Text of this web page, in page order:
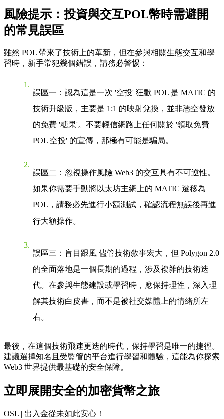
風險提示：投資與交互POL幣時需避開
的常見誤區
雖然 POL 帶來了技術上的革新，但在參與相關生態交互和學
習時，新手常犯幾個錯誤，請務必警惕：
誤區一：認為這是一次 '空投' 狂歡 POL 是 MATIC 的
技術升級版，主要是 1:1 的映射兌換，並非憑空發放
的免費 '糖果'。不要輕信網路上任何關於 '領取免費
POL 空投' 的宣傳，那極有可能是騙局。
誤區二：忽視操作風險 Web3 的交互具有不可逆性。
如果你需要手動將以太坊主網上的 MATIC 遷移為
POL，請務必先進行小額測試，確認流程無誤後再進
行大額操作。
誤區三：盲目跟風 儘管技術敘事宏大，但 Polygon 2.0
的全面落地是一個長期的過程，涉及複雜的技術迭
代。在參與生態建設或學習時，應保持理性，深入理
解其技術白皮書，而不是被社交媒體上的情緒所左
右。
最後，在這個技術飛速更迭的時代，保持學習是唯一的捷徑。
建議選擇知名且受監管的平台進行學習和體驗，這能為你探索
Web3 世界提供最基礎的安全保障。
立即展開安全的加密貨幣之旅
OSL | 出入金從未如此安心！